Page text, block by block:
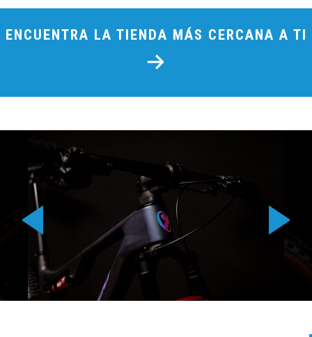
ENCUENTRA LA TIENDA MÁS CERCANA A TI